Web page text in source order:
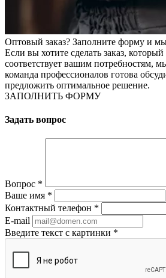
Оптовый заказ? Заполните форму и
Если вы хотите сделать заказ,
соответствует вашим потребностям,
команда профессионалов готова
предложить оптимальное решение.
ЗАПОЛНИТЬ ФОРМУ
Задать вопрос
Вопрос *
Ваше имя *
Контактный телефон *
E-mail
Введите текст с картинки *